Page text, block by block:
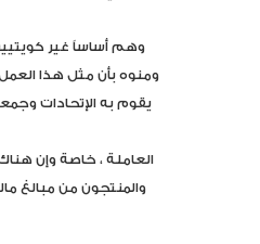
وهم أساساً غير
ومنوه بأن مثل هذا
يقوم به الإتحادات
العاملة ، خاصة وإن
والمنتجون من مبالغ